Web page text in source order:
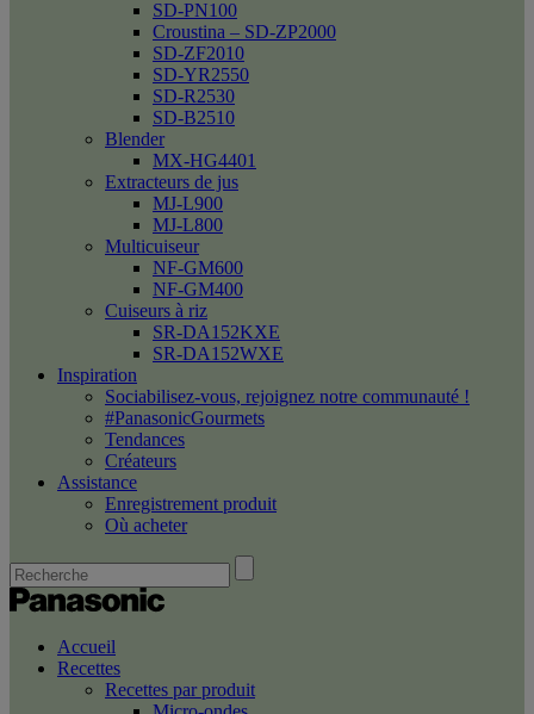
SD-PN100
Croustina – SD-ZP2000
SD-ZF2010
SD-YR2550
SD-R2530
SD-B2510
Blender
MX-HG4401
Extracteurs de jus
MJ-L900
MJ-L800
Multicuiseur
NF-GM600
NF-GM400
Cuiseurs à riz
SR-DA152KXE
SR-DA152WXE
Inspiration
Sociabilisez-vous, rejoignez notre communauté !
#PanasonicGourmets
Tendances
Créateurs
Assistance
Enregistrement produit
Où acheter
Accueil
Recettes
Recettes par produit